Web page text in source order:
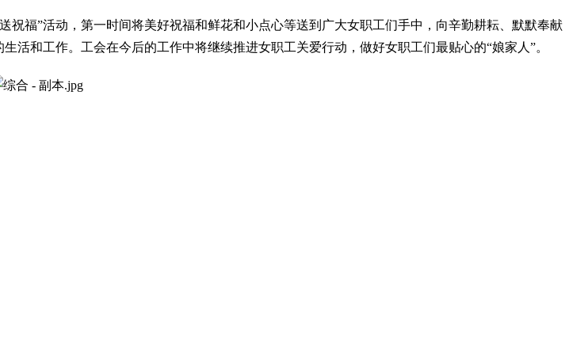
福”活动，第一时间将美好祝福和鲜花和小点心等送到广大女职工们手中，向辛勤耕耘、默默奉献
和工作。工会在今后的工作中将继续推进女职工关爱行动，做好女职工们最贴心的“娘家人”。